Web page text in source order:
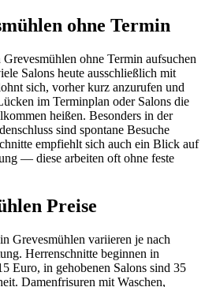
ohne Termin
ohne Termin aufsuchen
Salons heute ausschließlich mit
sich, vorher kurz anzurufen und
im Terminplan oder Salons die
heißen. Besonders in der
sind spontane Besuche
empfiehlt sich auch ein Blick auf
— diese arbeiten oft ohne feste
Preise
Grevesmühlen variieren je nach
Herrenschnitte beginnen in
Euro, in gehobenen Salons sind 35
Damenfrisuren mit Waschen,